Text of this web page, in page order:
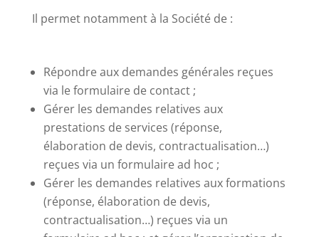
Il permet notamment à la Société de :
Répondre aux demandes générales reçues
via le formulaire de contact ;
Gérer les demandes relatives aux
prestations de services (réponse,
élaboration de devis, contractualisation…)
reçues via un formulaire ad hoc ;
Gérer les demandes relatives aux formations
(réponse, élaboration de devis,
contractualisation…) reçues via un